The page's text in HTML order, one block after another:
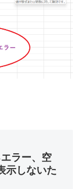
ラー、空
示しないた